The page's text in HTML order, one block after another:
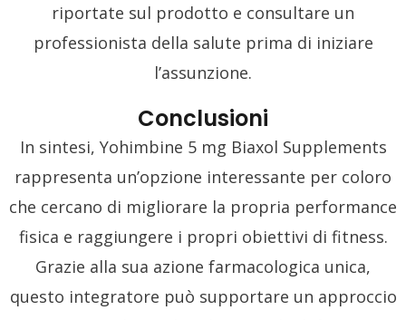
riportate sul prodotto e consultare un
professionista della salute prima di iniziare
l’assunzione.
Conclusioni
In sintesi, Yohimbine 5 mg Biaxol Supplements
rappresenta un’opzione interessante per coloro
che cercano di migliorare la propria performance
fisica e raggiungere i propri obiettivi di fitness.
Grazie alla sua azione farmacologica unica,
questo integratore può supportare un approccio